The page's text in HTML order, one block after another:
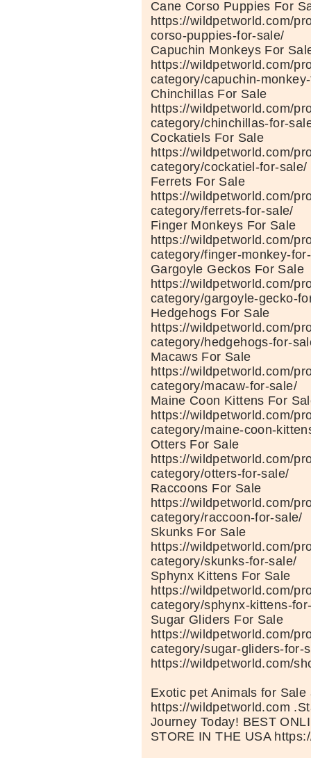
Cane Corso Puppies For
https://wildpetworld.com/
corso-puppies-for-sale/
Capuchin Monkeys For
https://wildpetworld.com/
category/capuchin-
Chinchillas For Sale
https://wildpetworld.com/
category/chinchillas-for-
Cockatiels For Sale
https://wildpetworld.com/
category/cockatiel-for-sale/
Ferrets For Sale
https://wildpetworld.com/
category/ferrets-for-sale/
Finger Monkeys For Sale
https://wildpetworld.com/
category/finger-monkey-
Gargoyle Geckos For Sale
https://wildpetworld.com/
category/gargoyle-gecko-
Hedgehogs For Sale
https://wildpetworld.com/
category/hedgehogs-for-
Macaws For Sale
https://wildpetworld.com/
category/macaw-for-sale/
Maine Coon Kittens For
https://wildpetworld.com/
category/maine-coon-
Otters For Sale
https://wildpetworld.com/
category/otters-for-sale/
Raccoons For Sale
https://wildpetworld.com/
category/raccoon-for-sale/
Skunks For Sale
https://wildpetworld.com/
category/skunks-for-sale/
Sphynx Kittens For Sale
https://wildpetworld.com/
category/sphynx-kittens-
Sugar Gliders For Sale
https://wildpetworld.com/
category/sugar-gliders-for-
https://wildpetworld.com/
Exotic pet Animals for Sale
https://wildpetworld.com
Journey Today! BEST
STORE IN THE USA